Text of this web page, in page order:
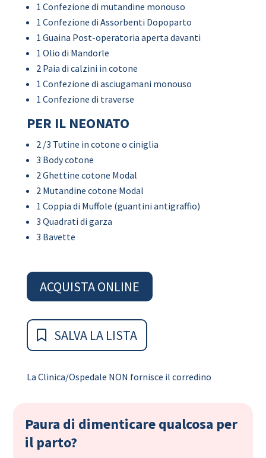
1 Confezione di mutandine monouso
1 Confezione di Assorbenti Dopoparto
1 Guaina Post-operatoria aperta davanti
1 Olio di Mandorle
2 Paia di calzini in cotone
1 Confezione di asciugamani monouso
1 Confezione di traverse
PER IL NEONATO
2 /3 Tutine in cotone o ciniglia
3 Body cotone
2 Ghettine cotone Modal
2 Mutandine cotone Modal
1 Coppia di Muffole (guantini antigraffio)
3 Quadrati di garza
3 Bavette
ACQUISTA ONLINE
SALVA LA LISTA
La Clinica/Ospedale NON fornisce il corredino
Paura di dimenticare qualcosa per
il parto?